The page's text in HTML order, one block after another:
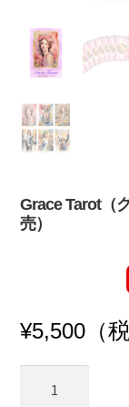
Grace Tarot（
売）
¥5,500 （
Tarot（グ